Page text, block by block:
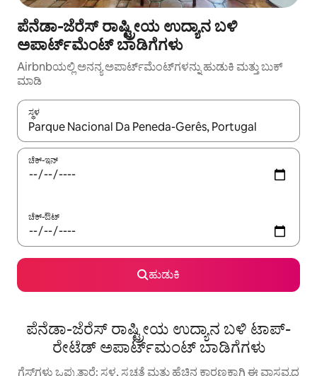
ಪೆನೆಡಾ-ಜೆರೆಸ್ ರಾಷ್ಟ್ರೀಯ ಉದ್ಯಾನ ಬಳಿ
ಅಪಾರ್ಟ್‌ಮೆಂಟ್ ಬಾಡಿಗೆಗಳು
Airbnbಯಲ್ಲಿ ಅನನ್ಯ ಅಪಾರ್ಟ್‌ಮೆಂಟ್‌ಗಳನ್ನು ಹುಡುಕಿ ಮತ್ತು ಬುಕ್
ಮಾಡಿ
ಸ್ಥಳ
ಫಲಿತಾಂಶಗಳು ಲಭ್ಯವಿರುವಾಗ, ಅಪ್ ಮತ್ತು ಡೌನ್ ಬಾಣದ ಕೀಲಿಗಳೊಂದಿಗೆ
ಚೆಕ್-ಇನ್
ಚೆಕ್-ಔಟ್
ಹುಡುಕಿ
ಪೆನೆಡಾ-ಜೆರೆಸ್ ರಾಷ್ಟ್ರೀಯ ಉದ್ಯಾನ ಬಳಿ ಟಾಪ್-
ರೇಟೆಡ್ ಅಪಾರ್ಟ್‌ಮಂಟ್ ಬಾಡಿಗೆಗಳು
ಗೆಸ್ಟ್‌ಗಳು ಒಪ್ಪುತ್ತಾರೆ: ಸ್ಥಳ, ಸ್ವಚ್ಛತೆ ಮತ್ತು ಹೆಚ್ಚಿನ ಕಾರಣಕ್ಕಾಗಿ ಈ ವಾಸ್ತವ್ಯದ